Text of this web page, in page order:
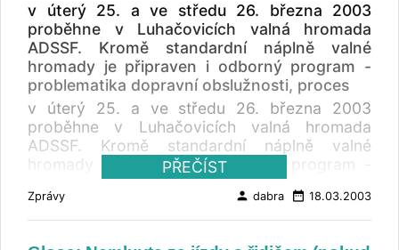
v úterý 25. a ve středu 26. března 2003
proběhne v Luhačovicích valná hromada
ADSSF. Kromě standardní náplně valné
hromady je připraven i odborný program -
problematika dopravní obslužnosti, proces
v úterý 25. a ve středu 26. března 2003
proběhne v Luhačovicích valná hromada
ADSSF. Kromě standardní náplně valné
hromady je připraven i odborný program -
problematika dopravní obslužnosti, proces
integrace do EU, tématika mezinárodní
kamionové dopravy, změny v legislativě ap.
PŘEČÍST
Zprávy person dabra date_range 18.03.2003